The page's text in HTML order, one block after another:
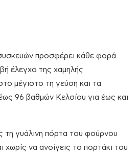
προσφέρει κάθε φορά
έλεγχο της χαμηλής
μέγιστο τη γεύση και τα
96 βαθμών Κελσίου για έως και
τη γυάλινη πόρτα του φούρνου
να ανοίγεις το πορτάκι του